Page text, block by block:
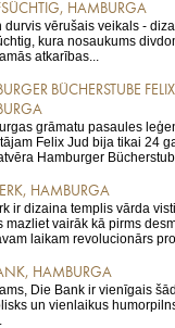
HAMBURGA
durvis vērušais veikals -
kura nosaukums
atkarības...
BÜCHERSTUBE
grāmatu pasaules
Felix Jud bija tikai 24
Hamburger
HAMBURGA
ir dizaina templis vārda
mazliet vairāk kā pirms
laikam revolucionārs
HAMBURGA
Die Bank ir vienīgais
un vienlaikus